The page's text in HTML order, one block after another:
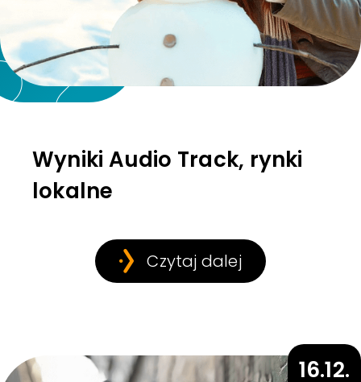
Wyniki Audio Track, rynki
lokalne
Czytaj dalej
16.12.